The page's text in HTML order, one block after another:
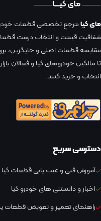
مای کیامرجع تخصصی قطعات
شفافیت قیمت و انتخاب درست
مقایسه قطعات اصلی و جایگزین،
تا مالکین خودروهای کیا و فعالان
انتخاب و خرید کنند.
دسترسی سریع
آموزش فنی و عیب یابی قطعات کیا
اخبار و دانستنی های خودرو کیا
راهنمای تعمیر و تعویض قطعات